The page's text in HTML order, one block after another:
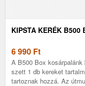
KIPSTA KERÉK B500
6 990 Ft
A B500 Box
szett 1 db kereket
tartoznak hozzá. Az